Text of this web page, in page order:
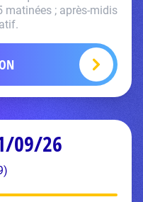
matinées ; après-midis
09/26